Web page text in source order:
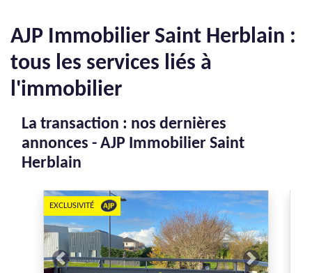
AJP Immobilier Saint Herblain :
tous les services liés à
l'immobilier
La transaction : nos dernières
annonces - AJP Immobilier Saint
Herblain
Previous Next
EXCLUSIVITÉ